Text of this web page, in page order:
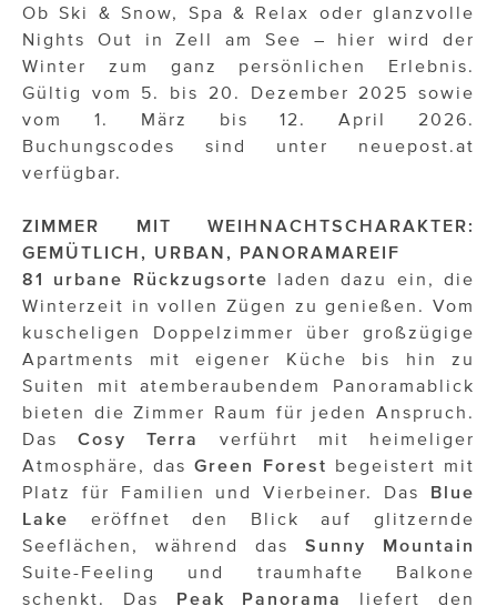
Ob Ski & Snow, Spa & Relax oder glanzvolle
Nights Out in Zell am See – hier wird der
Winter zum ganz persönlichen Erlebnis.
Gültig vom 5. bis 20. Dezember 2025 sowie
vom 1. März bis 12. April 2026.
Buchungscodes sind unter neuepost.at
verfügbar.
ZIMMER MIT WEIHNACHTSCHARAKTER:
GEMÜTLICH, URBAN, PANORAMAREIF
81 urbane Rückzugsorte laden dazu ein, die
Winterzeit in vollen Zügen zu genießen. Vom
kuscheligen Doppelzimmer über großzügige
Apartments mit eigener Küche bis hin zu
Suiten mit atemberaubendem Panoramablick
bieten die Zimmer Raum für jeden Anspruch.
DasCosy Terra
verführt mit heimeliger
Atmosphäre, dasGreen Forest begeistert mit
Platz für Familien und Vierbeiner. Das
Blue
Lake
eröffnet den Blick auf glitzernde
Seeflächen, während das Sunny Mountain
Suite-Feeling und traumhafte Balkone
schenkt. Das Peak Panorama
liefert den